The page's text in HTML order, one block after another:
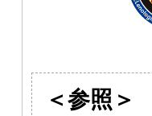
＜参照＞